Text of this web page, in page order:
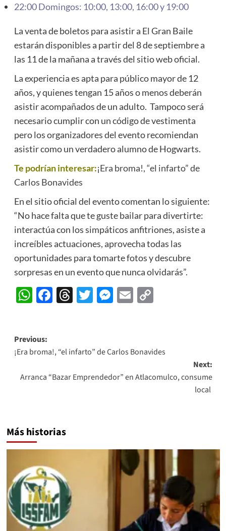
22:00 Domingos: 10:00, 13:00, 16:00 y 19:00
La venta de boletos para asistir a El Gran Baile
estarán disponibles a partir del 8 de septiembre a
las 11 de la mañana a través del sitio web oficial.
La experiencia es apta para público mayor de 12
años, y quienes tengan 15 años o menos deberán
asistir acompañados de un adulto. Tampoco será
necesario cumplir con un código de vestimenta​
pero los organizadores del evento recomiendan
asistir como un verdadero alumno de Hogwarts.
Te podrían interesar:¡Era broma!, “el infarto” de
Carlos Bonavides
En el sitio oficial del evento comentan lo siguiente:
“No hace falta que te guste bailar para divertirte:
interactúa con los simpáticos anfitriones, asiste a
increíbles actuaciones, aprovecha todas las
oportunidades para tomarte fotos y descubre
sorpresas en un evento que nunca olvidarás”.
WhatsApp
Facebook
Threads
Twitter
Messenger
EmailCopy
Post
navigation
Previous:
¡Era broma!, “el infarto” de Carlos Bonavides
Next:
Arranca “Bazar Emprendedor” en Atlacomulco, consume
local
Más historias